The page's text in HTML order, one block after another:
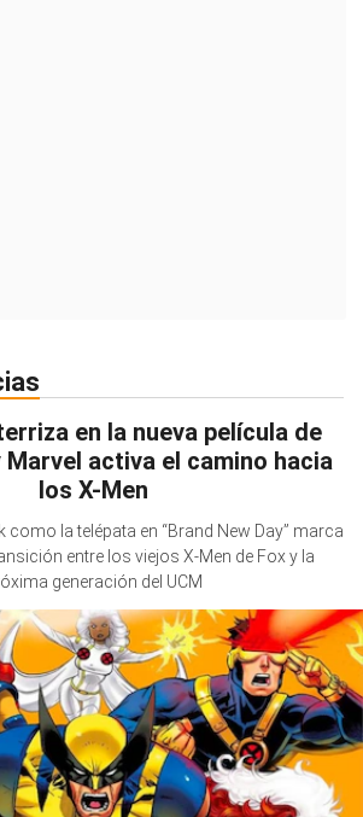
en la nueva película de
Marvel activa el camino hacia
los X-Men
como la telépata en “Brand New Day” marca
entre los viejos X-Men de Fox y la
generación del UCM